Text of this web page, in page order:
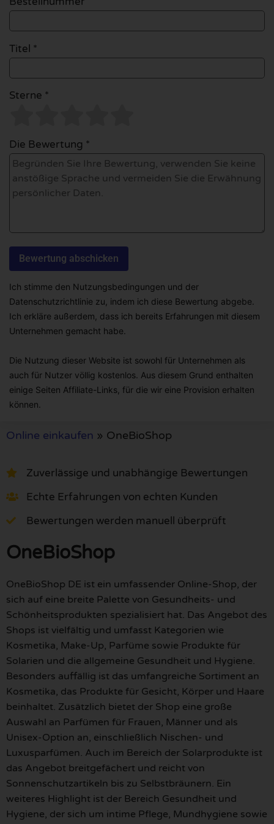
Titel *
Sterne *
Die Bewertung *
Ich stimme den Nutzungsbedingungen und der
Datenschutzrichtlinie zu, indem ich diese Bewertung abgebe.
Ich erkläre außerdem, dass ich bereits Erfahrungen mit diesem
Unternehmen gemacht habe.
Die Nutzung dieser Website ist sowohl für Unternehmen als
auch für Nutzer völlig kostenlos. Aus diesem Grund enthalten
einige Seiten Affiliate-Links, für die wir eine Provision erhalten
können.
Online einkaufen » OneBioShop
Zuverlässige und unabhängige Bewertungen
Echte Erfahrungen von echten Kunden
Bewertungen werden manuell überprüft
OneBioShop
OneBioShop DE ist ein umfassender Online-Shop, der
sich auf eine breite Palette von Gesundheits- und
Schönheitsprodukten spezialisiert hat. Das Angebot des
Shops ist vielfältig und umfasst Kategorien wie
Kosmetika, Make-Up, Parfüme sowie Produkte für
Solarien und die allgemeine Gesundheit und Hygiene.
Besonders auffällig ist das umfangreiche Sortiment an
Kosmetika, das Produkte für Gesicht, Körper und Haare
beinhaltet. Zusätzlich bietet der Shop eine große
Auswahl an Parfümen für Frauen, Männer und als
Unisex-Option an, einschließlich Nischen- und
Luxusparfümen. Auch im Bereich der Solarprodukte ist
das Angebot breitgefächert und reicht von
Sonnenschutzartikeln bis zu Selbstbräunern. Ein
weiteres Highlight ist der Bereich Gesundheit und
Hygiene, der sich um intime Pflege, Mundhygiene sowie